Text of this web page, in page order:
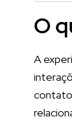
O
A
contato